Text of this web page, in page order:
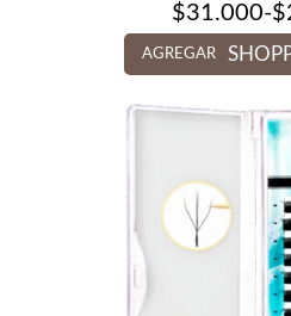
$
-
$31.000
de
AGREGAR